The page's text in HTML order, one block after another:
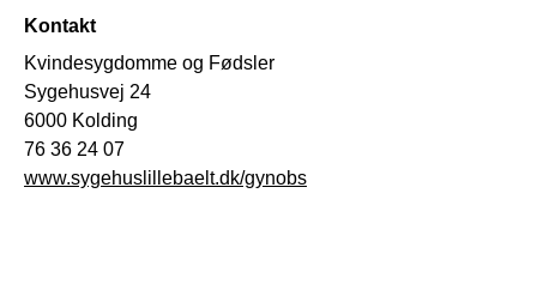
Kontakt
Kvindesygdomme og Fødsler
Sygehusvej 24
6000 Kolding
76 36 24 07
www.sygehuslillebaelt.dk/gynobs